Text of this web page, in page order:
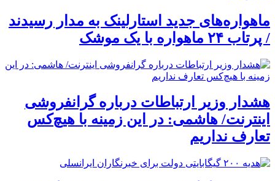
ماهواره‌های جدید استارلینک به مدار رسیدند
/ پرتاب ۲۴ ماهواره با یک موشک
هشدار وزیر ارتباطات درباره گرانفروشی
اینترنت/ هاشمی: در این زمینه با هیچ‌کس
تعارف نداریم